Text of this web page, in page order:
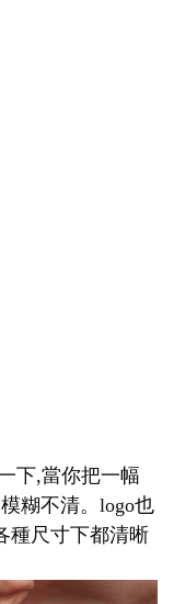
下,當你把一幅
糊不清。logo也
種尺寸下都清晰